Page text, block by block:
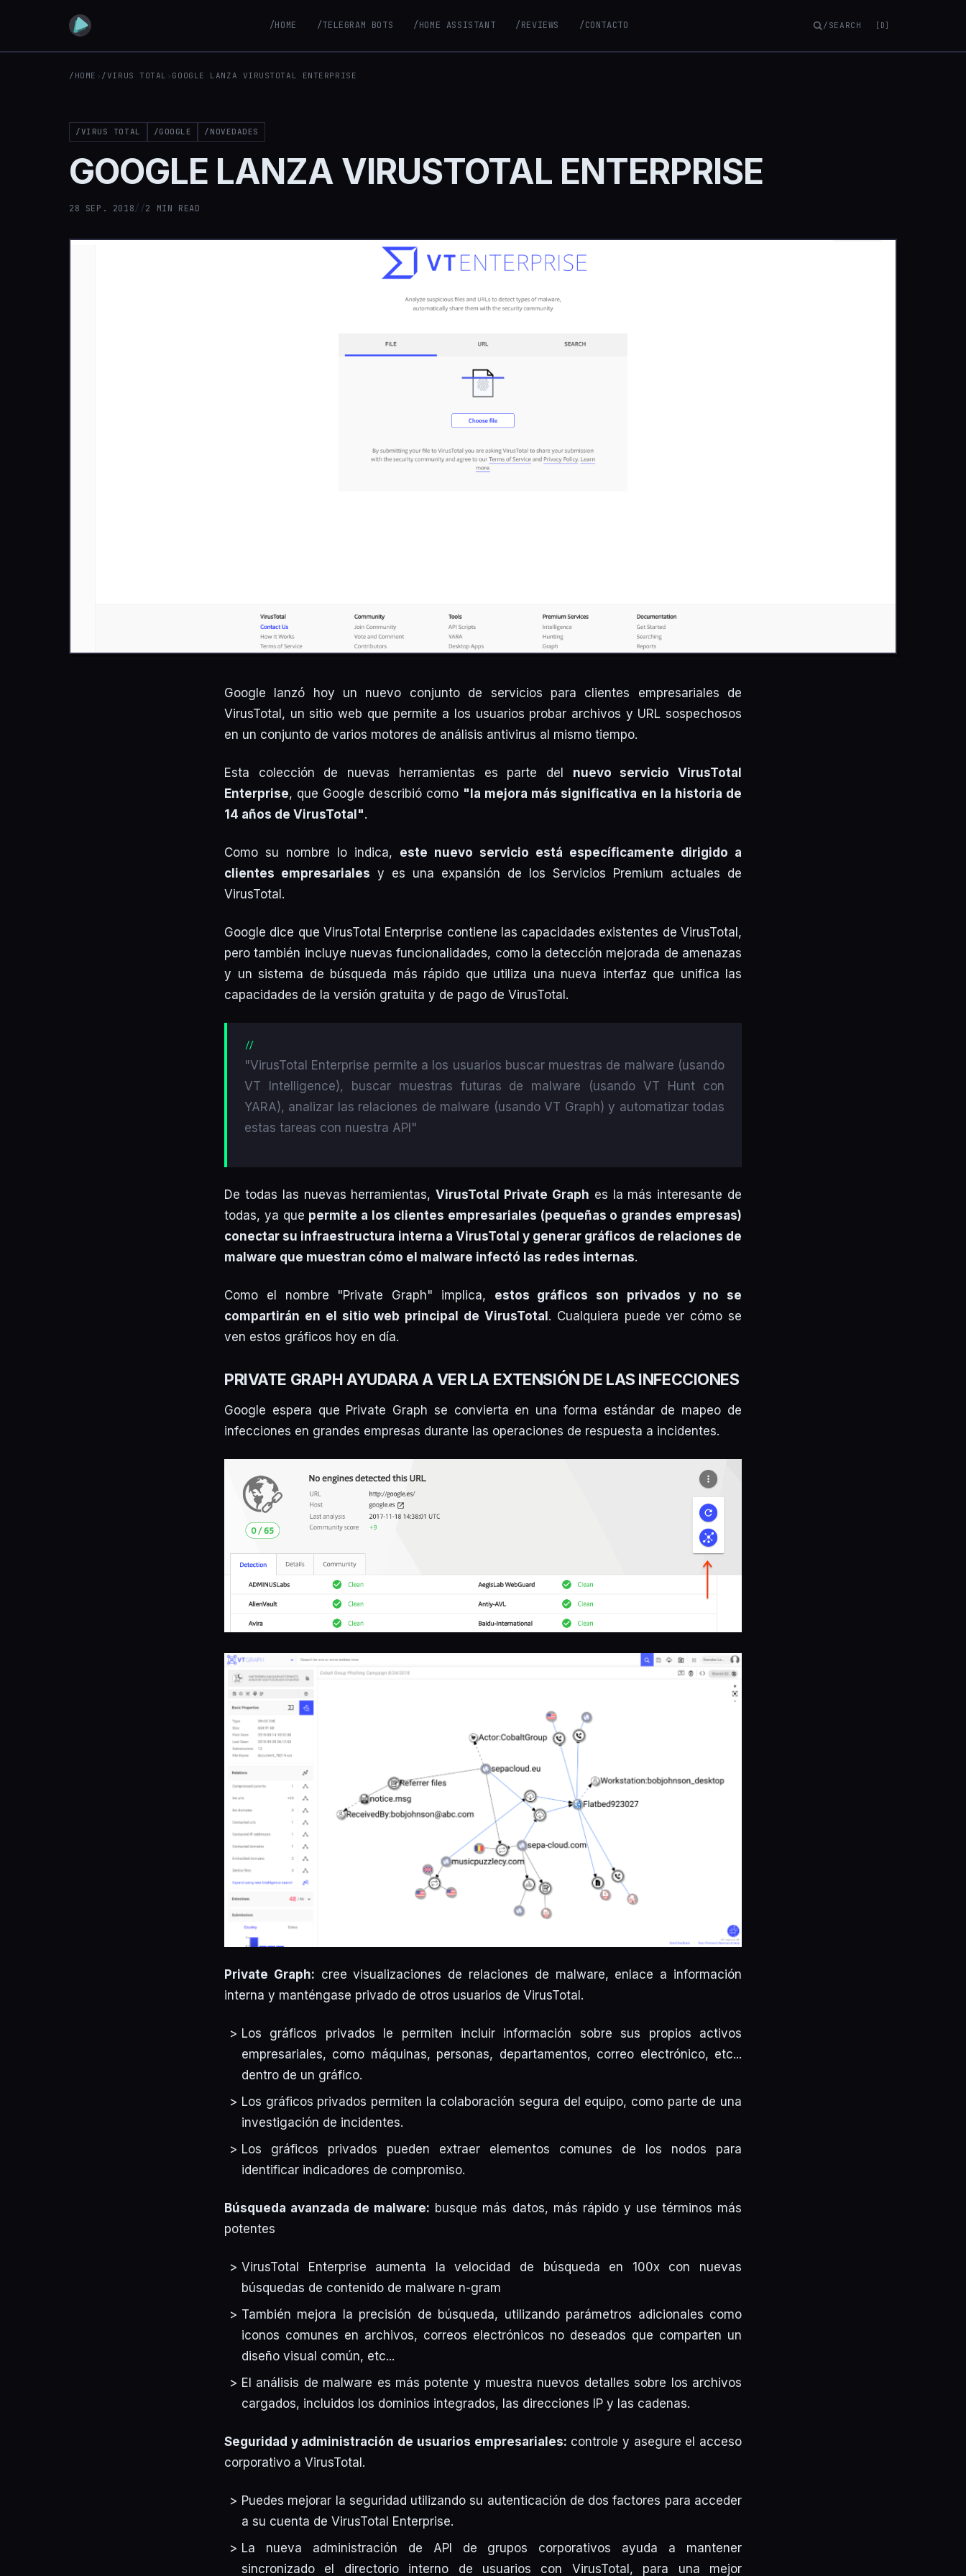
/HOME /TELEGRAM BOTS /HOME ASSISTANT /REVIEWS /CONTACTO /SEARCH [D]
/HOME › /VIRUS TOTAL › GOOGLE LANZA VIRUSTOTAL ENTERPRISE
/VIRUS TOTAL /GOOGLE /NOVEDADES
GOOGLE LANZA VIRUSTOTAL ENTERPRISE
28 SEP. 2018//2 MIN READ
Google lanzó hoy un nuevo conjunto de servicios para clientes empresariales de
VirusTotal, un sitio web que permite a los usuarios probar archivos y URL sospechosos
en un conjunto de varios motores de análisis antivirus al mismo tiempo.
Esta colección de nuevas herramientas es parte del nuevo servicio VirusTotal
Enterprise, que Google describió como "la mejora más significativa en la historia de
14 años de VirusTotal".
Como su nombre lo indica, este nuevo servicio está específicamente dirigido a
clientes empresariales y es una expansión de los Servicios Premium actuales de
VirusTotal.
Google dice que VirusTotal Enterprise contiene las capacidades existentes de VirusTotal,
pero también incluye nuevas funcionalidades, como la detección mejorada de amenazas
y un sistema de búsqueda más rápido que utiliza una nueva interfaz que unifica las
capacidades de la versión gratuita y de pago de VirusTotal.
"VirusTotal Enterprise permite a los usuarios buscar muestras de malware (usando
VT Intelligence), buscar muestras futuras de malware (usando VT Hunt con
YARA), analizar las relaciones de malware (usando VT Graph) y automatizar todas
estas tareas con nuestra API"
De todas las nuevas herramientas,VirusTotal Private Graph es la más interesante de
todas, ya que permite a los clientes empresariales (pequeñas o grandes empresas)
conectar su infraestructura interna a VirusTotal y generar gráficos de relaciones de
malware que muestran cómo el malware infectó las redes internas.
Como el nombre "Private Graph" implica, estos gráficos son privados y no se
compartirán en el sitio web principal de VirusTotal . Cualquiera puede ver cómo se
ven estos gráficos hoy en día.
PRIVATE GRAPH AYUDARA A VER LA EXTENSIÓN DE LAS INFECCIONES
Google espera que Private Graph se convierta en una forma estándar de mapeo de
infecciones en grandes empresas durante las operaciones de respuesta a incidentes.
Private Graph: cree visualizaciones de relaciones de malware, enlace a información
interna y manténgase privado de otros usuarios de VirusTotal.
Los gráficos privados le permiten incluir información sobre sus propios activos
empresariales, como máquinas, personas, departamentos, correo electrónico, etc...
dentro de un gráfico.
Los gráficos privados permiten la colaboración segura del equipo, como parte de una
investigación de incidentes.
Los gráficos privados pueden extraer elementos comunes de los nodos para
identificar indicadores de compromiso.
Búsqueda avanzada de malware: busque más datos, más rápido y use términos más
potentes
VirusTotal Enterprise aumenta la velocidad de búsqueda en 100x con nuevas
búsquedas de contenido de malware n-gram
También mejora la precisión de búsqueda, utilizando parámetros adicionales como
iconos comunes en archivos, correos electrónicos no deseados que comparten un
diseño visual común, etc...
El análisis de malware es más potente y muestra nuevos detalles sobre los archivos
cargados, incluidos los dominios integrados, las direcciones IP y las cadenas.
Seguridad y administración de usuarios empresariales: controle y asegure el acceso
corporativo a VirusTotal.
Puedes mejorar la seguridad utilizando su autenticación de dos factores para acceder
a su cuenta de VirusTotal Enterprise.
La nueva administración de API de grupos corporativos ayuda a mantener
sincronizado el directorio interno de usuarios con VirusTotal, para una mejor